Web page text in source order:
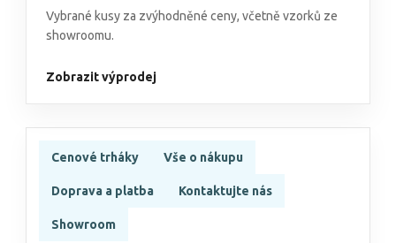
Vybrané kusy za zvýhodněné ceny, včetně vzorků ze
showroomu.
Zobrazit výprodej
Cenové trháky Vše o nákupu
Doprava a platba Kontaktujte nás
Showroom